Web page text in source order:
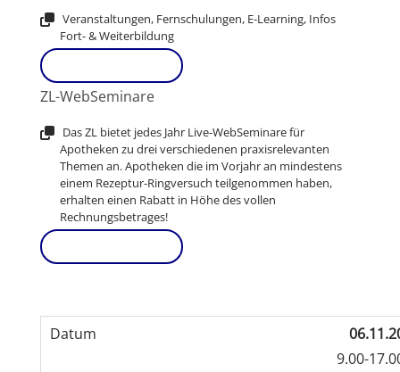
Veranstaltungen, Fernschulungen, E-Learning, Infos
Fort- & Weiterbildung
ZL-WebSeminare
Das ZL bietet jedes Jahr Live-WebSeminare für
Apotheken zu drei verschiedenen praxisrelevanten
Themen an. Apotheken die im Vorjahr an mindestens
einem Rezeptur-Ringversuch teilgenommen haben,
erhalten einen Rabatt in Höhe des vollen
Rechnungsbetrages!
9.00-